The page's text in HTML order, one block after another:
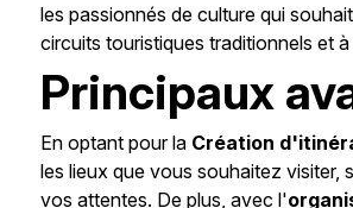
les passionnés de culture qui
circuits touristiques traditionnels et
Principaux
En optant pour la Création
les lieux que vous souhaitez visiter,
vos attentes. De plus, avec l'